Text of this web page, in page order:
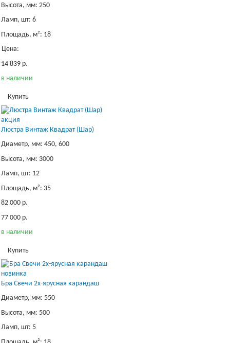
Высота, мм: 250
Ламп, шт: 6
Площадь, м²: 18
Цена:
14 839 р.
в наличии
Купить
акция
Люстра Винтаж Квадрат (Шар)
Диаметр, мм: 450, 600
Высота, мм: 3000
Ламп, шт: 12
Площадь, м²: 35
82 000 р.
77 000 р.
в наличии
Купить
новинка
Бра Свечи 2х-ярусная карандаш
Диаметр, мм: 550
Высота, мм: 500
Ламп, шт: 5